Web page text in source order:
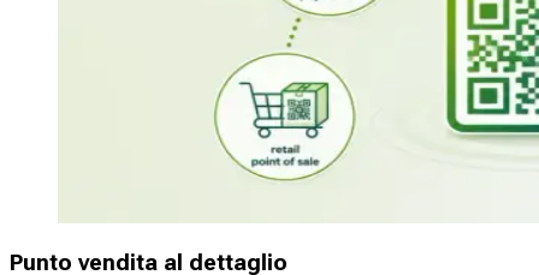
Punto vendita al dettaglio